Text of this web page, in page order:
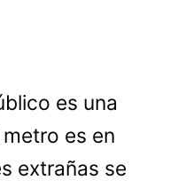
es una
es en
extrañas se